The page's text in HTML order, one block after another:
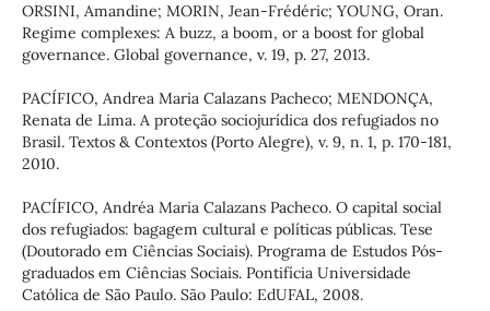
ORSINI, Amandine; MORIN, Jean-Frédéric; YOUNG, Oran.
Regime complexes: A buzz, a boom, or a boost for global
governance. Global governance, v. 19, p. 27, 2013.
PACÍFICO, Andrea Maria Calazans Pacheco; MENDONÇA,
Renata de Lima. A proteção sociojurídica dos refugiados no
Brasil. Textos & Contextos (Porto Alegre), v. 9, n. 1, p. 170-181,
2010.
PACÍFICO, Andréa Maria Calazans Pacheco. O capital social
dos refugiados: bagagem cultural e políticas públicas. Tese
(Doutorado em Ciências Sociais). Programa de Estudos Pós-
graduados em Ciências Sociais. Pontifícia Universidade
Católica de São Paulo. São Paulo: EdUFAL, 2008.